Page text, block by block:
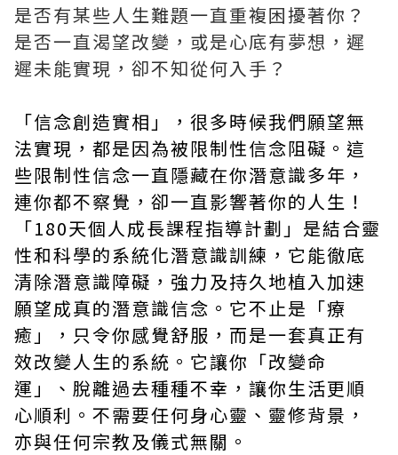
是否有某些人生難題一直重複困擾著你？
是否一直渴望改變，或是心底有夢想，遲
遲未能實現，卻不知從何入手？
「信念創造實相」，很多時候我們願望無
法實現，都是因為被限制性信念阻礙。這
些限制性信念一直隱藏在你潛意識多年，
連你都不察覺，卻一直影響著你的人生！
「180天個人成長課程指導計劃」是結合靈
性和科學的系統化潛意識訓練，它能徹底
清除潛意識障礙，強力及持久地植入加速
願望成真的潛意識信念。它不止是「療
癒」，只令你感覺舒服，而是一套真正有
效改變人生的系統。它讓你「改變命
運」、脫離過去種種不幸，讓你生活更順
心順利。不需要任何身心靈、靈修背景，
亦與任何宗教及儀式無關。